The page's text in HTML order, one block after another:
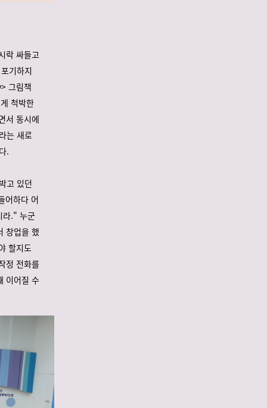
락 싸들고
기하지
그림책
척박한
서 동시에
는 새로
.
고 있던
어하다 어
라." 누군
창업을 했
할지도
정 전화를
이어질 수